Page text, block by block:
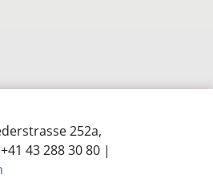
252a,
43 288 30 80 |